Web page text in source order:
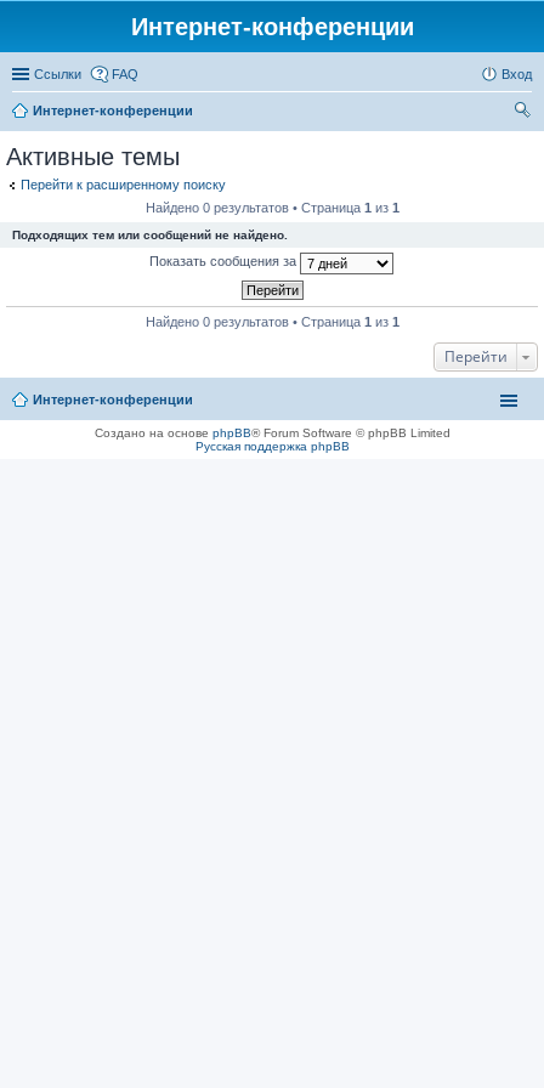
Интернет-конференции
Ссылки FAQ Вход
Интернет-конференции
Активные темы
Перейти к расширенному поиску
Найдено 0 результатов • Страница 1 из 1
Подходящих тем или сообщений не найдено.
Показать сообщения за
Найдено 0 результатов • Страница 1 из 1
Перейти
Интернет-конференции
Создано на основе phpBB® Forum Software © phpBB Limited
Русская поддержка phpBB